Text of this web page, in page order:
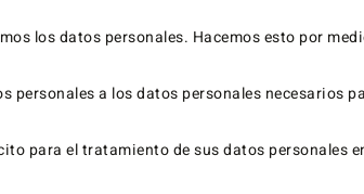
los datos personales. Hacemos esto por
a los datos personales necesarios
para el tratamiento de sus datos personales